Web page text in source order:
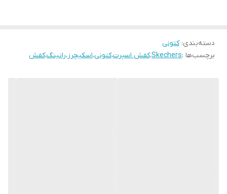
دسته‌بندی:کتونی
برچسب‌ها :Skechers،کفش اسپرت،کتونی،اسکیچرز،رانینگ،کفش